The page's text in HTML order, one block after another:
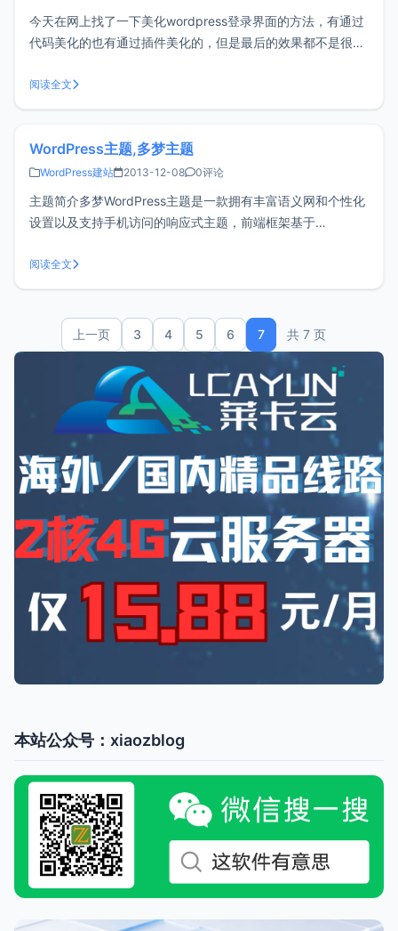
今天在网上找了一下美化wordpress登录界面的方法，有通过
代码美化的也有通过插件美化的，但是最后的效果都不是很满
这个插件很久没有更新了，在官网都搜不到了。而且说明是支
持3.1和3.2但是现在官方中文版已经更新到3.7了，我试了一
阅读全文
WordPress主题,多梦主题
WordPress建站 2013-12-08 0评论
主题简介多梦WordPress主题是一款拥有丰富语义网和个性化
设置以及支持手机访问的响应式主题，前端框架基于
题功能主题全局设置：网站备案号、统计代码、首页幻灯片、
首页头条推荐、首页置顶文章、首页分类列表。幻灯片设置：
阅读全文
上一页 3 4 5 6 7 共 7 页
本站公众号：xiaozblog